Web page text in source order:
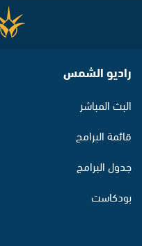
راديو الشمس
البث المباشر
قائمة البرامج
جدول البرامج
بودكاست